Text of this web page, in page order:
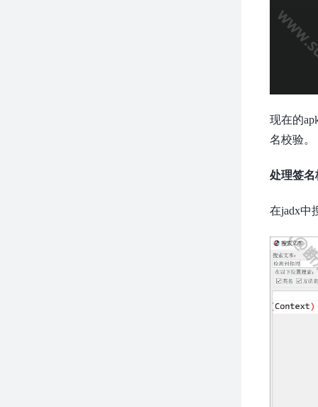
现在的
名校验。
处理签名
在jadx中